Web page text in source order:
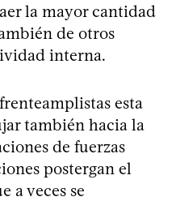
la mayor cantidad
de otros
interna.
esta
también hacia la
de fuerzas
postergan el
a veces se